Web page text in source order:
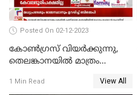
Posted On 02-12-2023
കോണ്‍ഗ്രസ് വിയര്‍ക്കുന്നു,
തെലങ്കാനയില്‍ മാത്രം
1 Min Read View All